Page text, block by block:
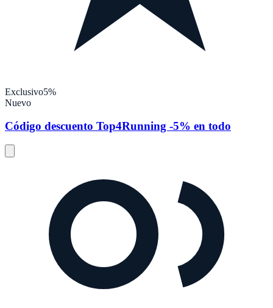
Exclusivo5%
Nuevo
Código descuento Top4Running -5% en todo